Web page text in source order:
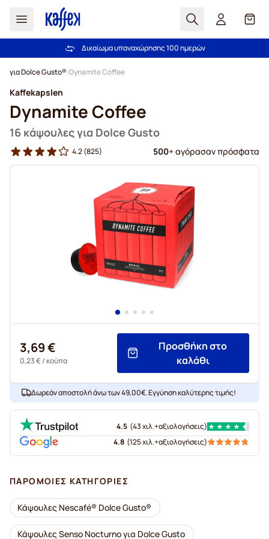
Αναζήτηση
Δωρεάν αποστολή άνω των 49,00€
Δικαίωμα υπαναχώρησης 100 ημερών
για Dolce Gusto® Dynamite Coffee
Kaffekapslen
Dynamite Coffee
16 κάψουλες για Dolce Gusto
4.2(825) 500+ αγόρασαν πρόσφατα
3,69 €
0,23 €/ κούπα
Προσθήκη στο
καλάθι
Δωρεάν αποστολή άνω των 49,00€. Εγγύηση καλύτερης τιμής!
4.5 (43 χιλ.+αξιολογήσεις)
4.8 (125 χιλ.+αξιολογήσεις)
ΠΑΡΌΜΟΙΕΣ ΚΑΤΗΓΟΡΊΕΣ
Κάψουλες Nescafé® Dolce Gusto®
Κάψουλες Senso Nocturno για Dolce Gusto